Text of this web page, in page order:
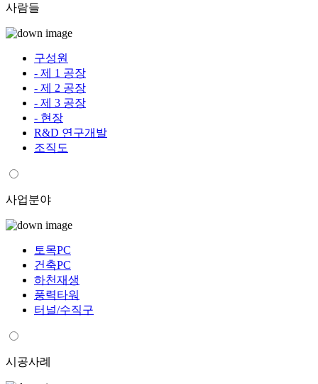
사람들
구성원
- 제 1 공장
- 제 2 공장
- 제 3 공장
- 현장
R&D 연구개발
조직도
사업분야
토목PC
건축PC
하천재생
풍력타워
터널/수직구
시공사례